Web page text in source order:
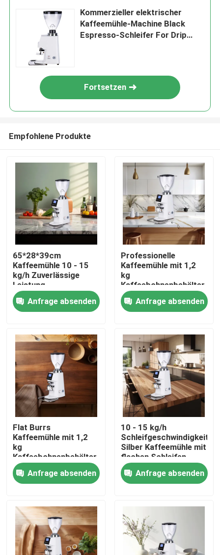
Haus
Produkte
VR Show
Über uns
Fabrik-Ausflug
Qualitätskontrolle
Treten Sie mit uns in Verbindung
Kaffeebohneschleifer
Burr Coffee Grinder
Kommerzieller elektrischer
Kaffeemühle-Machine Black
Espresso-Schleifer For Drip
Fortsetzen
Empfohlene Produkte
65*28*39cm
Kaffeemühle 10 - 15
kg/h Zuverlässige
Leistung
Anfrage absenden
Professionelle
Kaffeemühle mit 1,2
kg
Kaffeebohnenbehälter
Anfrage absenden
Flat Burrs
Kaffeemühle mit 1,2
kg
Kaffeebohnenbehälter
Anfrage absenden
10 - 15 kg/h
Schleifgeschwindigkeit
Silber Kaffeemühle mit
flachen Schleifen
Anfrage absenden